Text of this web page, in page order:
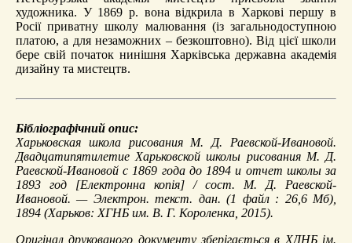
художника. У 1869 р. вона відкрила в Харкові першу в
Росії приватну школу малювання (із загальнодоступною
платою, а для незаможних – безкоштовно). Від цієї школи
бере свій початок нинішня Харківська державна академія
дизайну та мистецтв.
Бібліографічний опис:
Харьковская школа рисования М. Д. Раевской-Ивановой.
Двадцатипятилетие Харьковской школы рисования М. Д.
Раевской-Ивановой с 1869 года до 1894 и отчет школы за
1893 год [Електронна копія] / сост. М. Д. Раевской-
Ивановой. — Электрон. текст. дан. (1 файл : 26,6 Мб),
1894 (Харьков: ХГНБ им. В. Г. Короленка, 2015).
Оригінал друкованого документу зберігається в ХДНБ ім.